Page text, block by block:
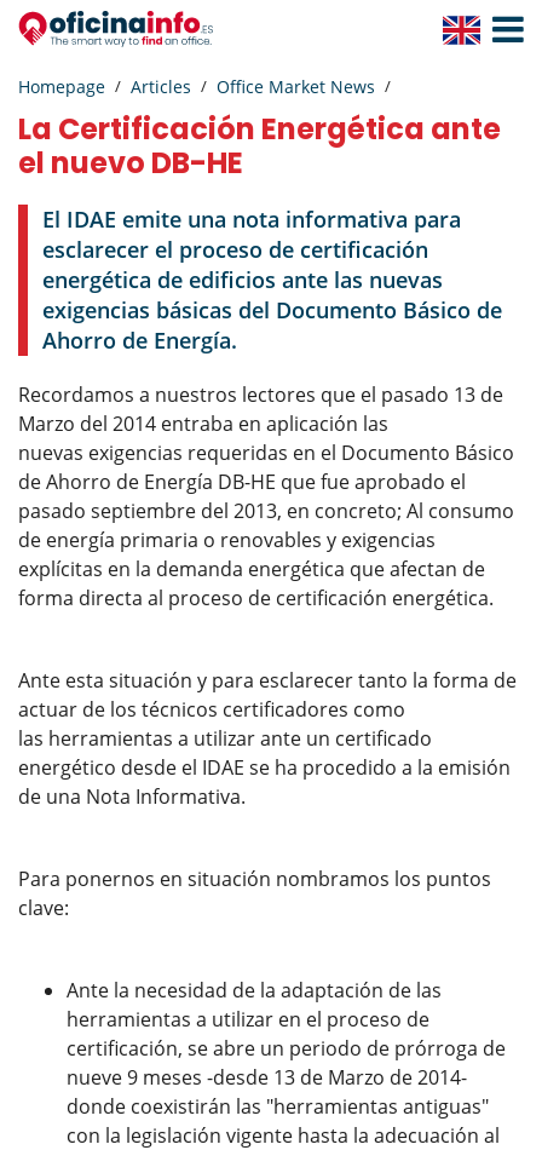
Toggle
Homepage Articles Office Market News
La Certificación Energética ante
el nuevo DB-HE
El IDAE emite una nota informativa para
esclarecer el proceso de certificación
energética de edificios ante las nuevas
exigencias básicas del Documento Básico de
Ahorro de Energía.
Recordamos a nuestros lectores que el pasado 13 de
Marzo del 2014 entraba en aplicación las
nuevas exigencias requeridas en el Documento Básico
de Ahorro de Energía DB-HE que fue aprobado el
pasado septiembre del 2013, en concreto; Al consumo
de energía primaria o renovables y exigencias
explícitas en la demanda energética que afectan de
forma directa al proceso de certificación energética.
Ante esta situación y para esclarecer tanto la forma de
actuar de los técnicos certificadores como
las herramientas a utilizar ante un certificado
energético desde el IDAE se ha procedido a la emisión
de una Nota Informativa.
Para ponernos en situación nombramos los puntos
clave:
Ante la necesidad de la adaptación de las
herramientas a utilizar en el proceso de
certificación, se abre un periodo de prórroga de
nueve 9 meses -desde 13 de Marzo de 2014-
donde coexistirán las "herramientas antiguas"
con la legislación vigente hasta la adecuación al